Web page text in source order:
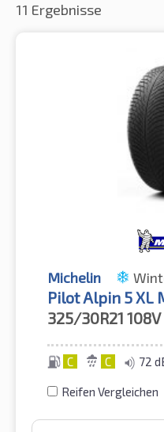
11 Ergebnisse
Michelin
Pilot Alpin 5 XL
325/30R21 108V
C C 72
Reifen Vergleichen